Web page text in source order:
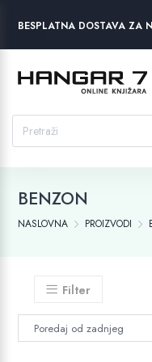
BESPLATNA DOSTAVA ZA
BENZON
NASLOVNA PROIZVODI
Filter